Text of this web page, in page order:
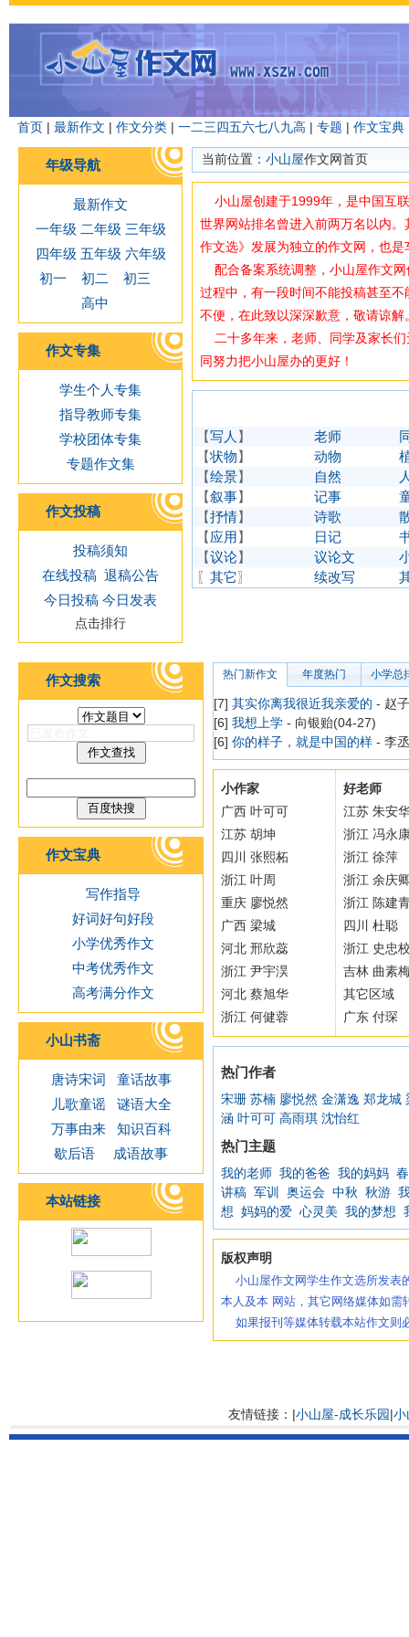
首页 | 最新作文 | 作文分类 | 一二三四五六七八九高 | 专题 | 作文宝典
年级导航
最新作文
一年级 二年级 三年级
四年级 五年级 六年级
初一
初二
初三
高中
作文专集
学生个人专集
指导教师专集
学校团体专集
专题作文集
作文投稿
投稿须知
在线投稿 退稿公告
今日投稿 今日发表
点击排行
当前位置： 小山屋作文网首页
小山屋创建于1999年，是中国互
世界网站排名曾进入前两万名以内
作文选》发展为独立的作文网，也
配合备案系统调整，小山屋作文网
过程中，有一段时间不能投稿甚至
不便，在此致以深深歉意，敬请谅解
二十多年来，老师、同学及家长们
同努力把小山屋办的更好！
【写人 】 老师
【状物】 动物
【绘景】 自然
【叙事】 记事
【抒情】 诗歌
【应用】 日记
【议论】 议论文
〖 其它〗 续改写
作文搜索
作文宝典
写作指导
好词好句好段
小学优秀作文
中考优秀作文
高考满分作文
小山书斋
唐诗宋词
童话故事
儿歌童谣
谜语大全
万事由来
知识百科
歇后语
成语故事
本站链接
热门新作文 年度热门 小学总
[7] 其实你离我很近我亲爱的 - 赵
[6] 我想上学 - 向银贻(04-27)
[6] 你的样子，就是中国的样 - 李
小作家
广西 叶可可
江苏 胡坤
四川 张熙柘
浙江 叶周
重庆 廖悦然
广西 梁城
河北 邢欣蕊
浙江 尹宇淏
河北 蔡旭华
浙江 何健蓉
好老师
江苏 朱安
浙江 冯永
浙江 徐萍
浙江 余庆
浙江 陈建
四川 杜聪
浙江 史忠
吉林 曲素
其它区域
广东 付琛
热门作者
宋珊 苏楠 廖悦然 金潇逸 郑龙城
涵 叶可可 高雨琪 沈怡红
热门主题
我的老师 我的爸爸 我的妈妈
讲稿 军训 奥运会 中秋 秋游
想 妈妈的爱 心灵美 我的梦想
版权声明
小山屋作文网学生作文选所发表
本人及本 网站，其它网络媒体如需
如果报刊等媒体转载本站作文则
友情链接：|小山屋-成长乐园|小